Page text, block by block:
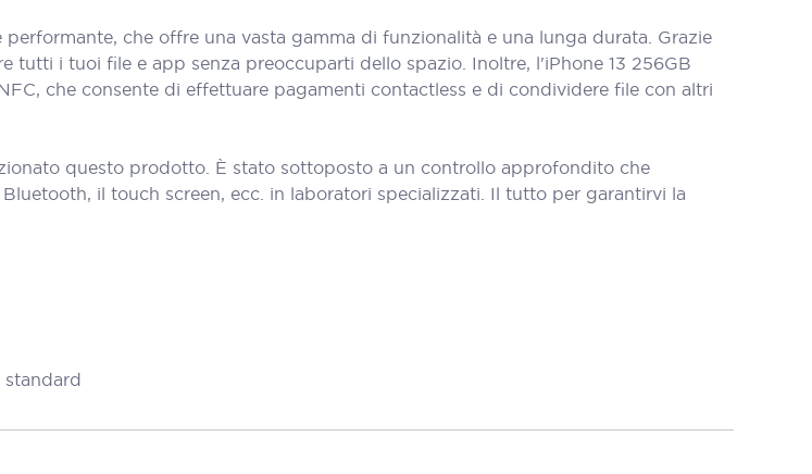
che offre una vasta gamma di funzionalità e una lunga durata. Grazie
tutti i tuoi file e app senza preoccuparti dello spazio. Inoltre, l'iPhone 13 256GB
che consente di effettuare pagamenti contactless e di condividere file con altri
questo prodotto. È stato sottoposto a un controllo approfondito che
il touch screen, ecc. in laboratori specializzati. Il tutto per garantirvi la
standard